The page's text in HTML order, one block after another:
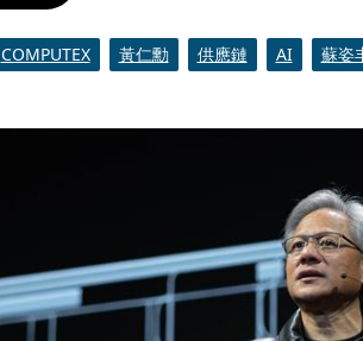
COMPUTEX 黃仁勳 供應鏈 AI 蘇姿